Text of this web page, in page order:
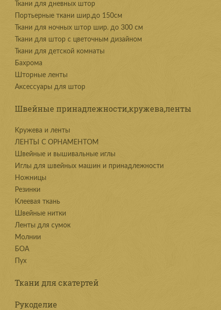
Ткани для дневных штор
Портьерные ткани шир.до 150см
Ткани для ночных штор шир. до 300 см
Ткани для штор с цветочным дизайном
Ткани для детской комнаты
Бахрома
Шторные ленты
Аксессуары для штор
Швейные принадлежности,кружева,ленты
Kружева и ленты
ЛЕНТЫ С ОРНАМЕНТОМ
Швейные и вышивальные иглы
Иглы для швейных машин и принадлежности
Ножницы
Резинки
Клеевая ткань
Швейные нитки
Ленты для сумок
Молнии
БОА
Пух
Ткани для скатертей
Рукоделие